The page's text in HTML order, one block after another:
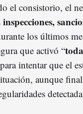
el consistorio, el
inspecciones,
los últimos
que activó “
intentar que el
aunque